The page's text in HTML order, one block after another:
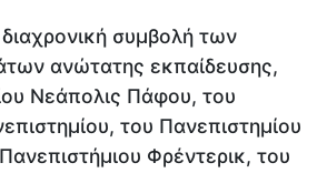
συμβολή των
ανώτατης εκπαίδευσης,
Νεάπολις Πάφου, του
του Πανεπιστημίου
Φρέντερικ, του